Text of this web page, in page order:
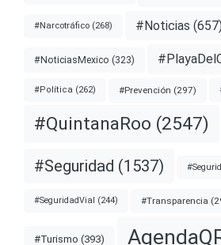
#Narcotráfico (268) #Noticias (657)
#NoticiasMexico (323)
#Política (262) #Prevención (297)
#QuintanaRoo (2547)
#Seguridad (1537)
#SeguridadVial (244) #Transparencia
#Turismo (393)